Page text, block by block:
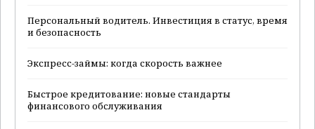
Персональный водитель. Инвестиция в статус, время
и безопасность
Экспресс-займы: когда скорость важнее
Быстрое кредитование: новые стандарты
финансового обслуживания